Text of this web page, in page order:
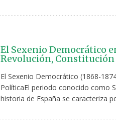
El Sexenio Democrático
Revolución, Constitución
El Sexenio Democrático (1868-
PolíticaEl periodo conocido como
historia de España se caracteriza